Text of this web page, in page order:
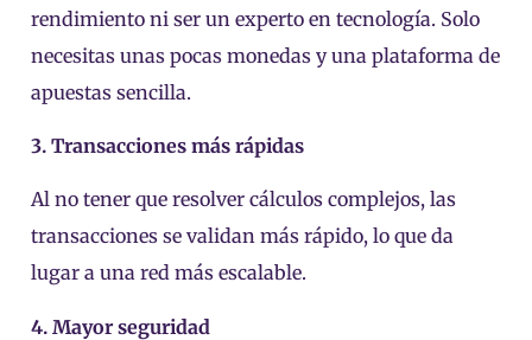
rendimiento ni ser un experto en tecnología. Solo
necesitas unas pocas monedas y una plataforma de
apuestas sencilla.
3. Transacciones más rápidas
Al no tener que resolver cálculos complejos, las
transacciones se validan más rápido, lo que da
lugar a una red más escalable.
4. Mayor seguridad